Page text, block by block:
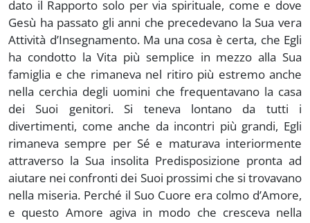
dato il Rapporto solo per via spirituale, come e dove
Gesù ha passato gli anni che precedevano la Sua vera
Attività d’Insegnamento. Ma una cosa è certa, che Egli
ha condotto la Vita più semplice in mezzo alla Sua
famiglia e che rimaneva nel ritiro più estremo anche
nella cerchia degli uomini che frequentavano la casa
dei Suoi genitori. Si teneva lontano da tutti i
divertimenti, come anche da incontri più grandi, Egli
rimaneva sempre per Sé e maturava interiormente
attraverso la Sua insolita Predisposizione pronta ad
aiutare nei confronti dei Suoi prossimi che si trovavano
nella miseria. Perché il Suo Cuore era colmo d’Amore,
e questo Amore agiva in modo che cresceva nella